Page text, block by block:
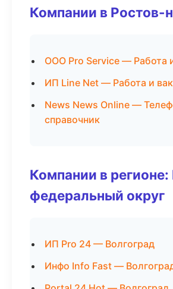
Компании в Ростов-
ООО Pro Service — Работа
ИП Line Net — Работа и
News News Online —
справочник
Компании в
федеральный округ
ИП Pro 24 — Волгоград
Инфо Info Fast —